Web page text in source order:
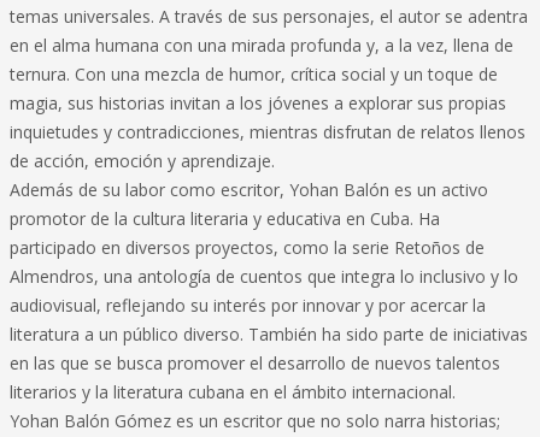
temas universales. A través de sus personajes, el autor se adentra
en el alma humana con una mirada profunda y, a la vez, llena de
ternura. Con una mezcla de humor, crítica social y un toque de
magia, sus historias invitan a los jóvenes a explorar sus propias
inquietudes y contradicciones, mientras disfrutan de relatos llenos
de acción, emoción y aprendizaje.
Además de su labor como escritor, Yohan Balón es un activo
promotor de la cultura literaria y educativa en Cuba. Ha
participado en diversos proyectos, como la serie Retoños de
Almendros, una antología de cuentos que integra lo inclusivo y lo
audiovisual, reflejando su interés por innovar y por acercar la
literatura a un público diverso. También ha sido parte de iniciativas
en las que se busca promover el desarrollo de nuevos talentos
literarios y la literatura cubana en el ámbito internacional.
Yohan Balón Gómez es un escritor que no solo narra historias;